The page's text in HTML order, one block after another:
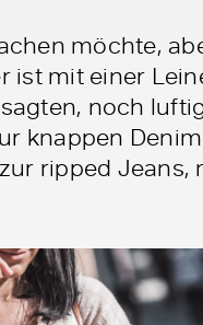
möchte,
ist mit einer
noch
knappen
ripped Jeans,